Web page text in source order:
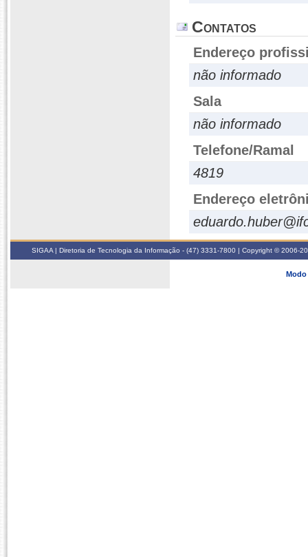
Contatos
Endereço
não informado
Sala
não informado
Telefone/Ramal
4819
Endereço
SIGAA | Diretoria de Tecnologia da Informação - (47) 3331-7800 | Copyright © 2006-
Modo